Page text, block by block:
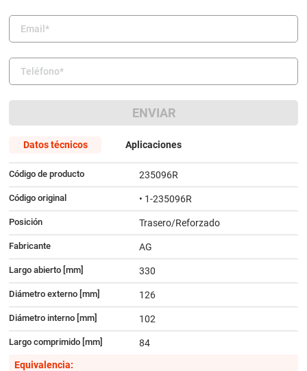
ENVIAR
Datos técnicos Aplicaciones
Código de producto 235096R
Código original • 1-235096R
Posición Trasero/Reforzado
Fabricante AG
Largo abierto [mm] 330
Diámetro externo [mm] 126
Diámetro interno [mm] 102
Largo comprimido [mm]
84
Equivalencia: